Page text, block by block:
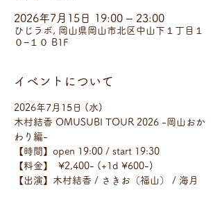
2026年7月15日 19:00 – 23:00
ひじラボ, 岡山県岡山市北区中山下１丁目１
０−１０ B1F
イベントについて
2026年7月15日 (水)
木村結香 OMUSUBI TOUR 2026 -岡山おか
わり編-
【時間】open 19:00 / start 19:30
【料金】  ¥2,400- (+1d ¥600-)
【出演】木村結香 / さきお（福山） / 海月